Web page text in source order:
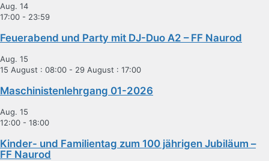
Aug. 14
17:00 - 23:59
Feuerabend und Party mit DJ-Duo A2 – FF Naurod
Aug. 15
15 August : 08:00 - 29 August : 17:00
Maschinistenlehrgang 01-2026
Aug. 15
12:00 - 18:00
Kinder- und Familientag zum 100 jährigen Jubiläum –
FF Naurod